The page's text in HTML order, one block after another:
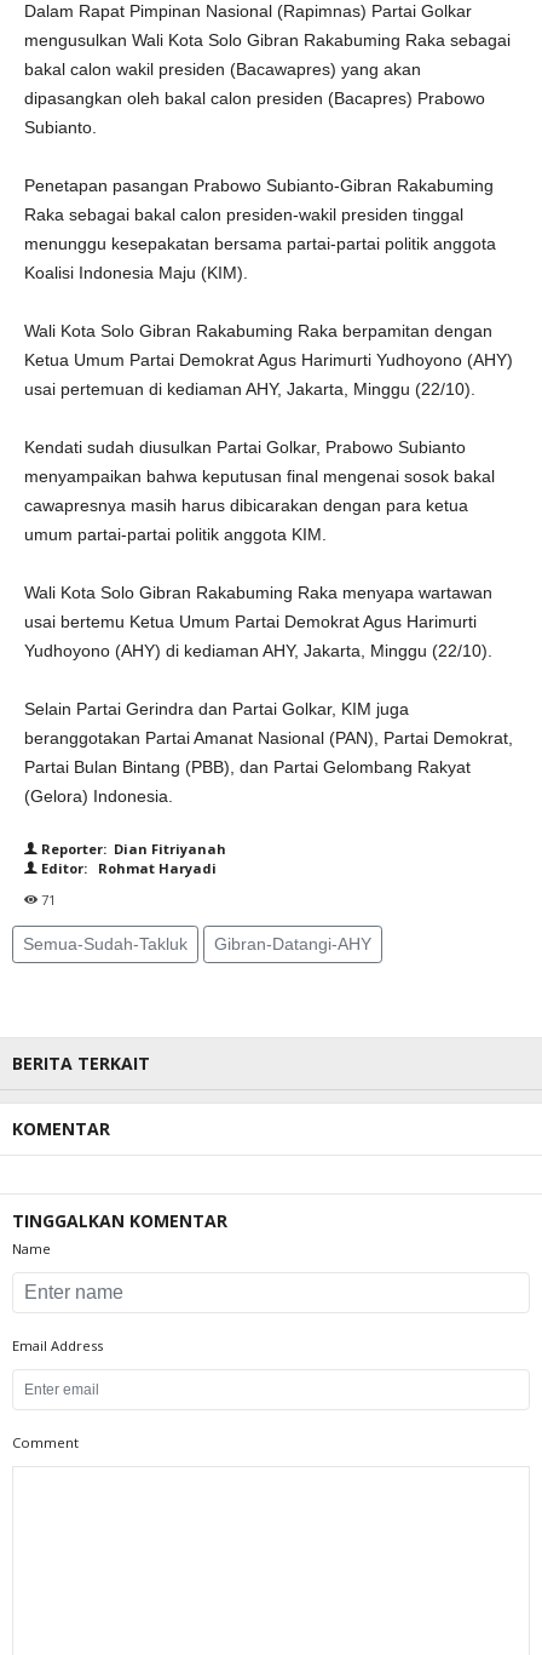
Dalam Rapat Pimpinan Nasional (Rapimnas) Partai Golkar
mengusulkan Wali Kota Solo Gibran Rakabuming Raka sebagai
bakal calon wakil presiden (Bacawapres) yang akan
dipasangkan oleh bakal calon presiden (Bacapres) Prabowo
Subianto.
Penetapan pasangan Prabowo Subianto-Gibran Rakabuming
Raka sebagai bakal calon presiden-wakil presiden tinggal
menunggu kesepakatan bersama partai-partai politik anggota
Koalisi Indonesia Maju (KIM).
Wali Kota Solo Gibran Rakabuming Raka berpamitan dengan
Ketua Umum Partai Demokrat Agus Harimurti Yudhoyono (AHY)
usai pertemuan di kediaman AHY, Jakarta, Minggu (22/10).
Kendati sudah diusulkan Partai Golkar, Prabowo Subianto
menyampaikan bahwa keputusan final mengenai sosok bakal
cawapresnya masih harus dibicarakan dengan para ketua
umum partai-partai politik anggota KIM.
Wali Kota Solo Gibran Rakabuming Raka menyapa wartawan
usai bertemu Ketua Umum Partai Demokrat Agus Harimurti
Yudhoyono (AHY) di kediaman AHY, Jakarta, Minggu (22/10).
Selain Partai Gerindra dan Partai Golkar, KIM juga
beranggotakan Partai Amanat Nasional (PAN), Partai Demokrat,
Partai Bulan Bintang (PBB), dan Partai Gelombang Rakyat
(Gelora) Indonesia.
Reporter: Dian Fitriyanah
Editor: Rohmat Haryadi
71
Semua-Sudah-Takluk Gibran-Datangi-AHY
BERITA TERKAIT
KOMENTAR
TINGGALKAN KOMENTAR
Name
Email Address
Comment